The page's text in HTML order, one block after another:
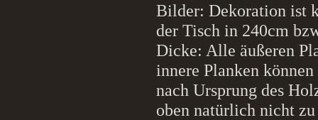
Bilder: Dekoration ist
der Tisch in 240cm
Dicke: Alle äußeren
innere Planken
nach Ursprung des
oben natürlich nicht zu